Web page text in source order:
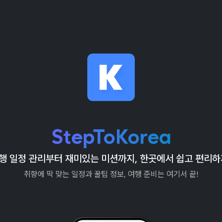
StepToKorea
일정 관리부터 재미있는 미션까지, 한곳에서 쉽고 편리
취향에 딱 맞는 일정과 꿀팁 정보, 여행 준비는 여기서 끝!